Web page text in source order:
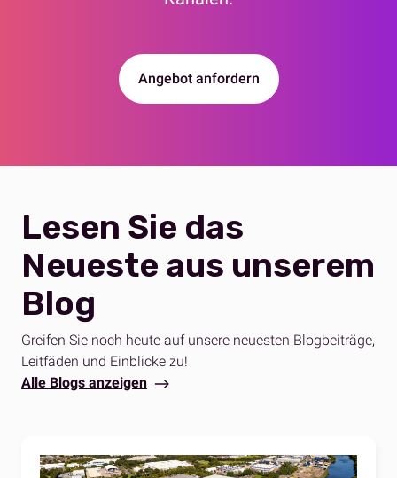
Angebot anfordern
Lesen Sie das
Neueste aus unserem
Blog
Greifen Sie noch heute auf unsere neuesten Blogbeiträge,
Leitfäden und Einblicke zu!
Alle Blogs anzeigen